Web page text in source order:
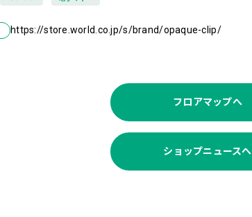
https://store.world.co.jp/s/brand/opaque-clip/
フロアマップへ
ショップニュースへ